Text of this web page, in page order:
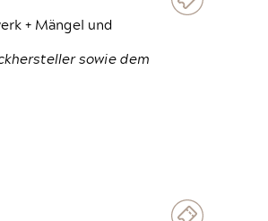
+ Mängel und
sowie dem